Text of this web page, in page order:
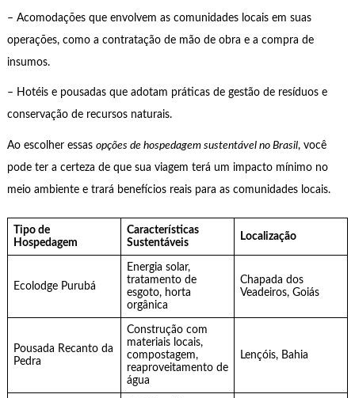
– Acomodações que envolvem as comunidades locais em suas
operações, como a contratação de mão de obra e a compra de
insumos.
– Hotéis e pousadas que adotam práticas de gestão de resíduos e
conservação de recursos naturais.
Ao escolher essas opções de hospedagem sustentável no Brasil, você
pode ter a certeza de que sua viagem terá um impacto mínimo no
meio ambiente e trará benefícios reais para as comunidades locais.
Tipo de
Hospedagem
Características
Sustentáveis
Localização
Ecolodge Purubá
Energia solar,
tratamento de
esgoto, horta
orgânica
Chapada dos
Veadeiros, Goiás
Pousada Recanto da
Pedra
Construção com
materiais locais,
compostagem,
reaproveitamento de
água
Lençóis, Bahia